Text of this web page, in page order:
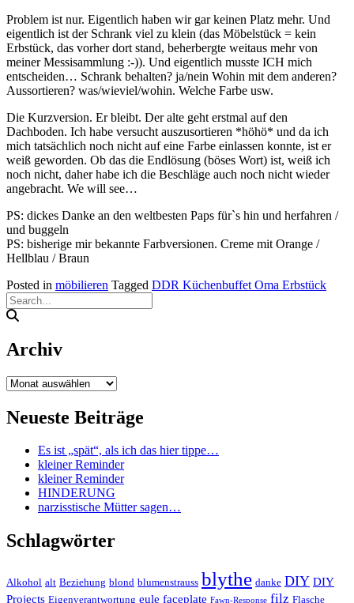
Problem ist nur. Eigentlich haben wir gar keinen Platz mehr. Und
eigentlich ist der Schrank viel zu klein (das Möbelstück = kein
Erbstück, das vorher dort stand, beherbergte weitaus mehr von
meiner Messisammlung :-)). Und eigentlich musste ICH mich
entscheiden… Schrank behalten? ja/nein Wohin mit dem anderen?
Aussortieren? was/wieviel/wohin. Welche Farbe usw.
Die Kurzversion. Er bleibt. Der alte geht erstmal auf den
Dachboden. Ich habe versucht auszusortieren *höhö* und da ich
mich tatsächlich noch nicht auf eine Farbe einlassen konnte, ist er
weiß geworden. Ob das die Endlösung (böses Wort) ist, weiß ich
noch nicht, daher habe ich die Beschläge auch noch nicht wieder
angebracht. We will see…
PS: dickes Danke an den weltbesten Paps für`s hin und herfahren /
und buggeln
PS: bisherige mir bekannte Farbversionen. Creme mit Orange /
Hellblau / Braun
Posted in möbilieren Tagged DDR Küchenbuffet Oma Erbstück
Archiv
Archiv
Neueste Beiträge
Es ist „spät“, als ich das hier tippe…
kleiner Reminder
kleiner Reminder
HINDERUNG
narzisstische Mütter sagen…
Schlagwörter
Alkohol alt Beziehung blond blumenstrauss blythe danke DIY DIY
Projects Eigenverantwortung eule faceplate Fawn-Response filz Flasche